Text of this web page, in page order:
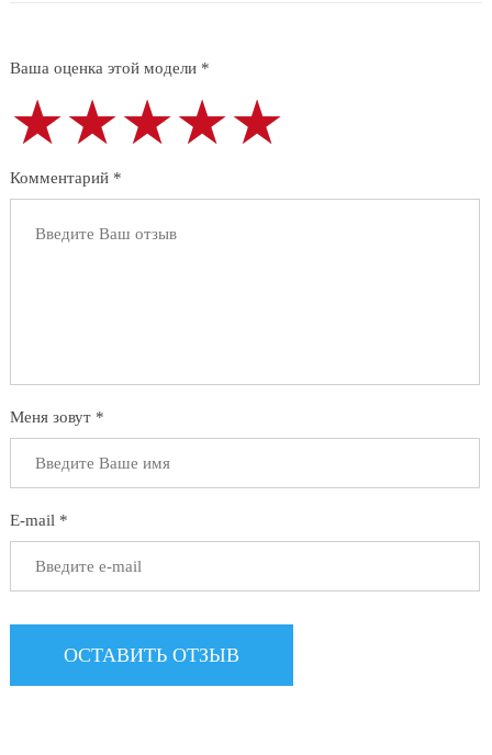
Ваша оценка этой модели *
★★★★★
★★★★★
★★★★★
Комментарий *
Меня зовут *
E-mail *